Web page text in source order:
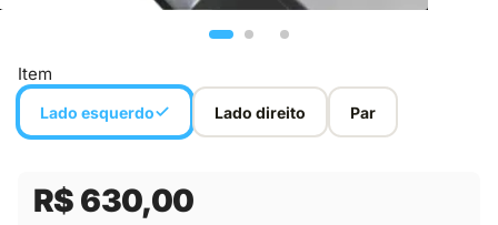
R$ 630,00
Item
Lado esquerdo Lado direito Par